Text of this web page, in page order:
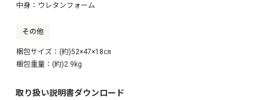
中身：ウレタンフォーム
その他
梱包サイズ：(約)52×47×18㎝
梱包重量：(約)2.9kg
取り扱い説明書ダウンロード